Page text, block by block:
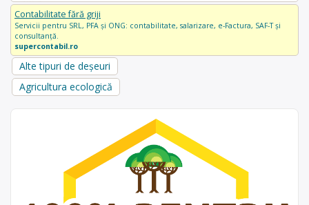
Contabilitate fără griji
Servicii pentru SRL, PFA și ONG: contabilitate, salarizare, e-Factura, SAF-T și
consultanță.
supercontabil.ro
Alte tipuri de deșeuri
Agricultura ecologică